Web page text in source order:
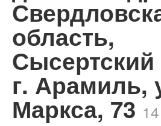
область,
г. Арамиль,
Маркса, 73